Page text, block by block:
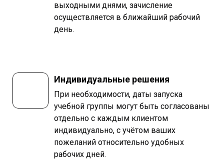
выходными днями, зачисление
осуществляется в ближайший рабочий
день.
Индивидуальные решения
При необходимости, даты запуска
учебной группы могут быть согласованы
отдельно с каждым клиентом
индивидуально, с учётом ваших
пожеланий относительно удобных
рабочих дней.